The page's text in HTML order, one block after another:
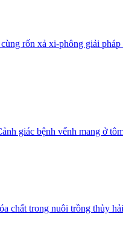
rốn xả xi-phông giải pháp
giác bệnh vểnh mang ở
chất trong nuôi trồng thủy